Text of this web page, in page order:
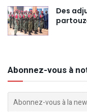
Des
Abonnez-vous à